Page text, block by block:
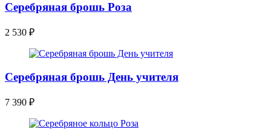
Серебряная брошь Роза
2 530 ₽
Серебряная брошь День учителя
7 390 ₽